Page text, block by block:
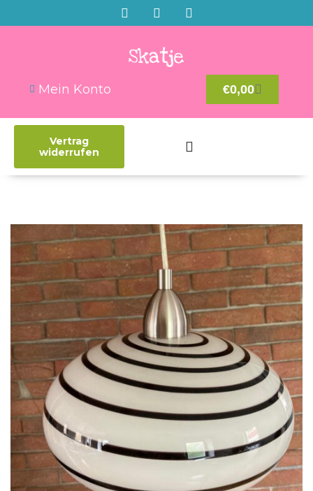
Mein Konto €0,00
Vertrag
widerrufen